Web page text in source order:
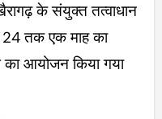
के संयुक्त तत्वाधान
तक एक माह का
आयोजन किया गया